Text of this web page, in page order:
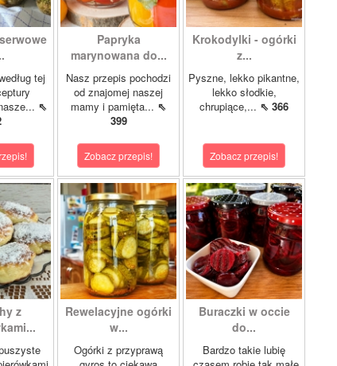
tej
⇖
Papryka
marynowana do...
Nasz przepis pochodzi
od znajomej naszej
mamy i pamięta... ⇖
399
Zobacz przepis!
Krokodylki - ogórki
z...
Pyszne, lekko pikantne,
lekko słodkie,
chrupiące,... ⇖ 366
Zobacz przepis!
z
Rewelacyjne ogórki
w...
Ogórki z przyprawą
Buraczki w occie
do...
Bardzo takie lubię